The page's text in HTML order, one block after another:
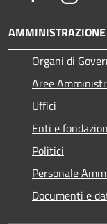
AMMINISTRAZIONE
Organi di
Aree
Uffici
Enti e
Politici
Personale
Documenti e